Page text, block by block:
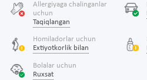
Allergiyaga chalinganlar
uchun
Taqiqlangan
Homiladorlar uchun
Extiyotkorlik bilan
Bolalar uchun
Ruxsat